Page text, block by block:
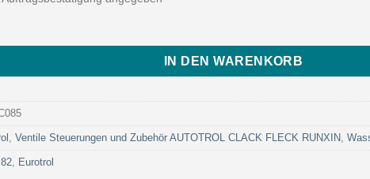
3/4 ̋ PVC-U (Art. CC085 - Eurotrol) Menge
IN DEN WARENKORB
,Ventile Steuerungen und Zubehör AUTOTROL CLACK FLECK RUNXIN ,
,82 Eurotrol